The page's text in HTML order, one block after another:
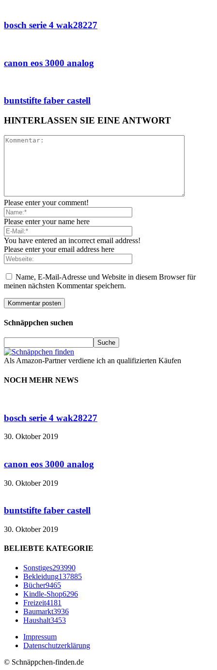
bosch serie 4 wak28227
canon eos 3000 analog
buntstifte faber castell
HINTERLASSEN SIE EINE ANTWORT
Please enter your comment!
Please enter your name here
You have entered an incorrect email address!
Please enter your email address here
Name, E-Mail-Adresse und Website in diesem Browser für
meinen nächsten Kommentar speichern.
Schnäppchen suchen
Als Amazon-Partner verdiene ich an qualifizierten Käufen
NOCH MEHR NEWS
bosch serie 4 wak28227
30. Oktober 2019
canon eos 3000 analog
30. Oktober 2019
buntstifte faber castell
30. Oktober 2019
BELIEBTE KATEGORIE
Sonstiges293990
Bekleidung137885
Bücher9465
Kindle-Shop6296
Freizeit4181
Baumarkt3936
Haushalt3453
Impressum
Datenschutzerklärung
© Schnäppchen-finden.de